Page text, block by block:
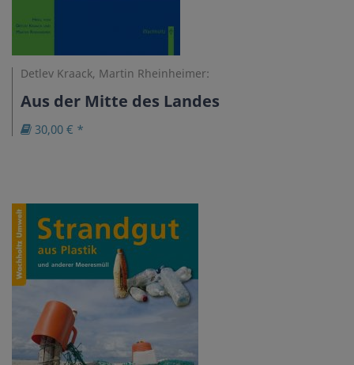
Detlev Kraack, Martin Rheinheimer:
Aus der Mitte des Landes
30,00 € *